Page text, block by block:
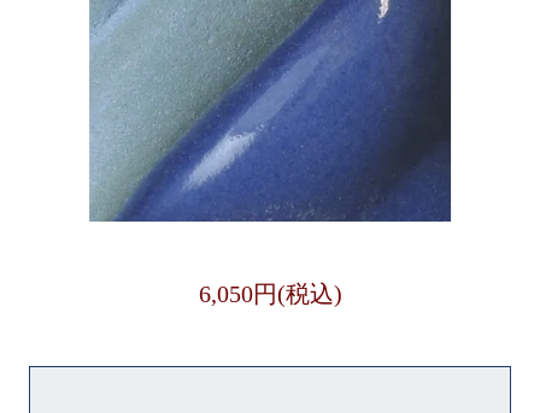
6,050円(税込)